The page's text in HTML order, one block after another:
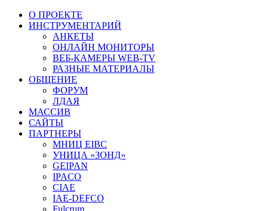
О ПРОЕКТЕ
ИНСТРУМЕНТАРИЙ
АНКЕТЫ
ОНЛАЙН МОНИТОРЫ
ВЕБ-КАМЕРЫ WEB-TV
РАЗНЫЕ МАТЕРИАЛЫ
ОБЩЕНИЕ
ФОРУМ
ЛДАЯ
МАССИВ
САЙТЫ
ПАРТНЕРЫ
МНИЦ EIBC
УНИЦА «ЗОНД»
GEIPAN
IPACO
CIAE
IAE-DEFCO
Fulcrum